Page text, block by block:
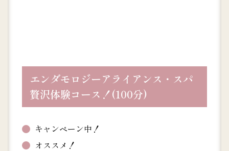
エンダモロジーアライアンス・スパ
贅沢体験コース！(100分)
キャンペーン中！
オススメ！